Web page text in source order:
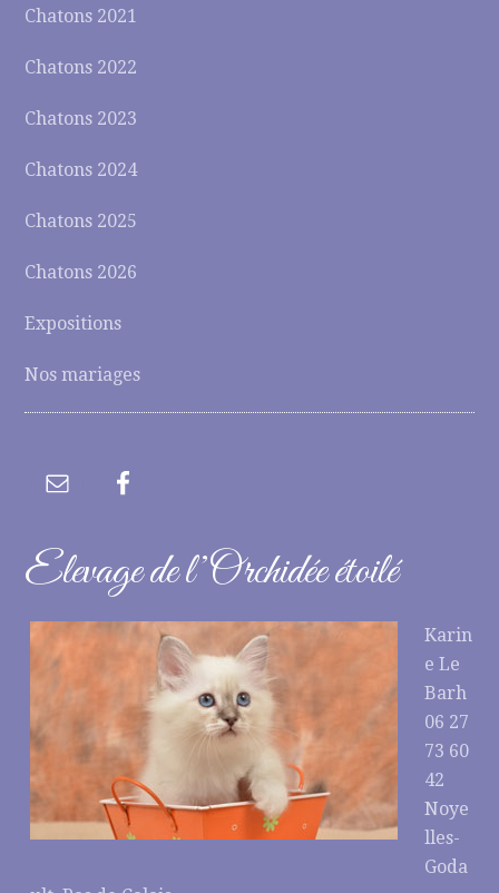
Chatons 2021
Chatons 2022
Chatons 2023
Chatons 2024
Chatons 2025
Chatons 2026
Expositions
Nos mariages
Elevage de l’Orchidée étoilé
Karin
e Le
Barh
06 27
73 60
42
Noye
lles-
Goda